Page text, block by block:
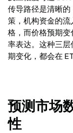
传导路径是清晰
策，机构资金的
格，而价格预期
率表达。这种三
期变化，都会在
预测市场
性